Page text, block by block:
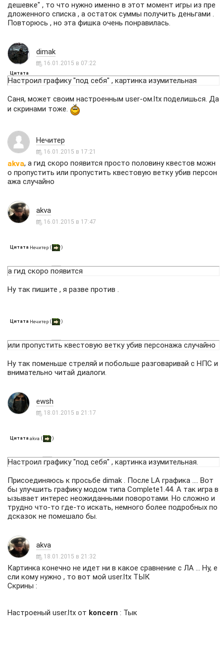
дешевке" , то что нужно именно в этот момент игры из пре
дложенного списка , а остаток суммы получить деньгами .
Повторюсь , но эта фишка очень понравилась.
dimak
16.01.2015 в 07:22
Цитата
Настроил графику "под себя" , картинка изумительная
Саня, может своим настроенным user-ом.ltx поделишься. Да
и скринами тоже.
Нечитер
16.01.2015 в 17:21
akva, а гид скоро появится просто половину квестов можн
о пропустить или пропустить квестовую ветку убив персон
ажа случайно
akva
16.01.2015 в 17:47
Цитата Нечитер ( )
а гид скоро появится
Ну так пишите , я разве против .
Цитата Нечитер ( )
или пропустить квестовую ветку убив персонажа случайно
Ну так поменьше стреляй и побольше разговаривай с НПС и
внимательно читай диалоги.
ewsh
18.01.2015 в 21:17
Цитата akva ( )
Настроил графику "под себя" , картинка изумительная.
Присоединяюсь к просьбе dimak . После LA графика .... Вот
бы улучшить графику модом типа Complete1.44. А так игра в
ызывает интерес неожиданными поворотами. Но сложно и
трудно что-то где-то искать, немного более подробных по
дсказок не помешало бы.
akva
18.01.2015 в 21:32
Картинка конечно не идет ни в какое сравнение с ЛА ... Ну, е
сли кому нужно , то вот мой user.ltx ТЫК
Скрины :
Настроеный user.ltx от koncern : Тык